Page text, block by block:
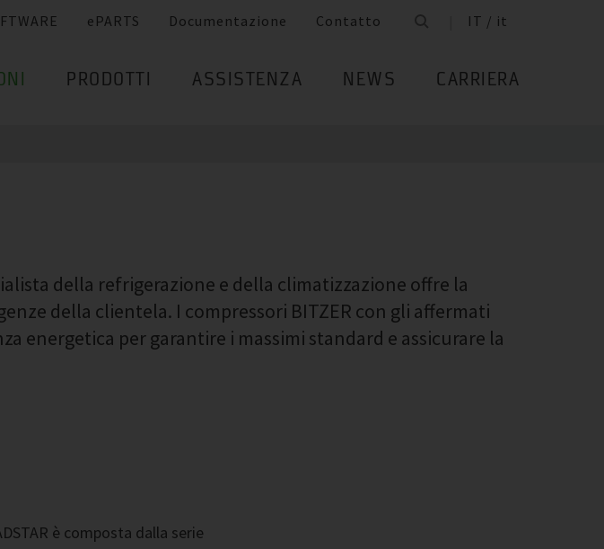
ePARTS Documentazione Contatto IT / it
PRODOTTI ASSISTENZA NEWS CARRIERA
della refrigerazione e della climatizzazione offre la
della clientela. I compressori BITZER con gli affermati
energetica per garantire i massimi standard e assicurare la
è composta dalla serie